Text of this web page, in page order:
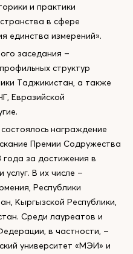
и практики
в сфере
единства измерений».
заседания –
структур
Таджикистан, а также
Евразийской
награждение
Премии Содружества
года за достижения в
В их числе –
Республики
Кыргызской Республики,
Среди лауреатов и
в частности, –
университет «МЭИ» и